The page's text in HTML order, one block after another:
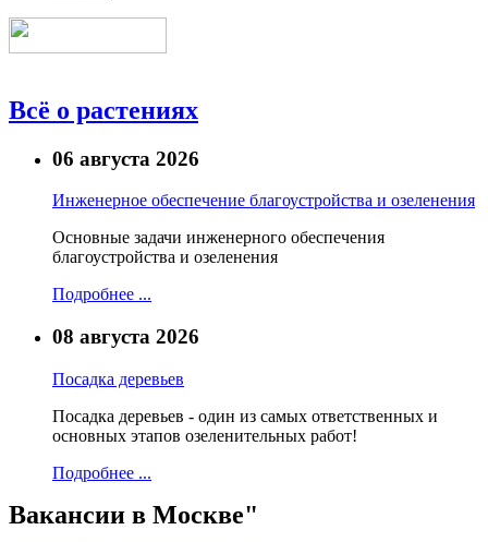
Всё о растениях
06 августа 2026
Инженерное обеспечение благоустройства и озеленения
Основные задачи инженерного обеспечения
благоустройства и озеленения
Подробнее ...
08 августа 2026
Посадка деревьев
Посадка деревьев - один из самых ответственных и
основных этапов озеленительных работ!
Подробнее ...
Вакансии в Москве"